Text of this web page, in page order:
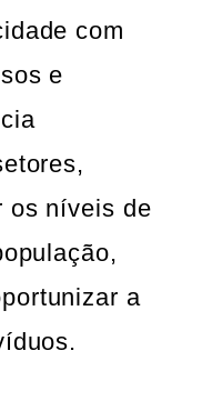
com
e
os níveis de
a